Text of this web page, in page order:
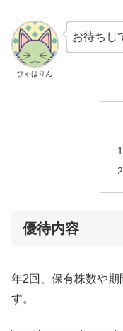
ひゃはりん
お待ちし
優待内容
年2回、保有株数や期
す。